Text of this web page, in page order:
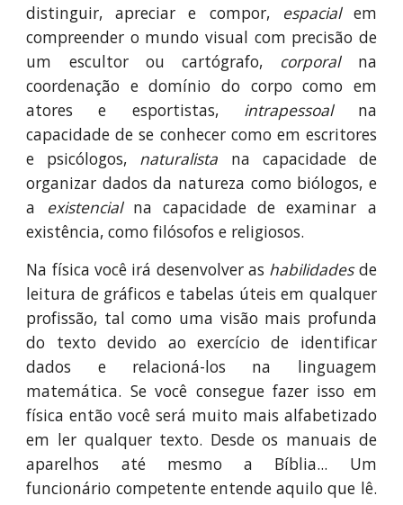
distinguir, apreciar e compor,
espacialem
compreender o mundo visual com precisão de
um escultor ou cartógrafo, corporal na
coordenação e domínio do corpo como em
atores e esportistas, intrapessoalna
capacidade de se conhecer como em escritores
e psicólogos, naturalista na capacidade de
organizar dados da natureza como biólogos, e
a existencialna capacidade de examinar a
existência, como filósofos e religiosos.
Na física você irá desenvolver as habilidadesde
leitura de gráficos e tabelas úteis em qualquer
profissão, tal como uma visão mais profunda
do texto devido ao exercício de identificar
dados e relacioná-los na linguagem
matemática. Se você consegue fazer isso em
física então você será muito mais alfabetizado
em ler qualquer texto. Desde os manuais de
aparelhos até mesmo a Bíblia... Um
funcionário competente entende aquilo que lê.